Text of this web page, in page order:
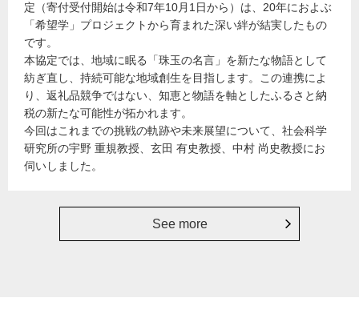
定（寄付受付開始は令和7年10月1日から）は、20年におよぶ
「希望学」プロジェクトから育まれた深い絆が結実したもの
です。
本協定では、地域に眠る「珠玉の名言」を新たな物語として
紡ぎ直し、持続可能な地域創生を目指します。この連携によ
り、返礼品競争ではない、知恵と物語を軸としたふるさと納
税の新たな可能性が拓かれます。
今回はこれまでの挑戦の軌跡や未来展望について、社会科学
研究所の宇野 重規教授、玄田 有史教授、中村 尚史教授にお
伺いしました。
See more